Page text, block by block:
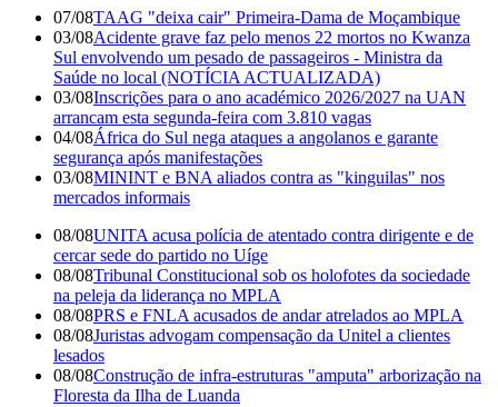
07/08TAAG "deixa cair" Primeira-Dama de Moçambique
03/08Acidente grave faz pelo menos 22 mortos no Kwanza
Sul envolvendo um pesado de passageiros - Ministra da
Saúde no local (NOTÍCIA ACTUALIZADA)
03/08Inscrições para o ano académico 2026/2027 na UAN
arrancam esta segunda-feira com 3.810 vagas
04/08África do Sul nega ataques a angolanos e garante
segurança após manifestações
03/08MININT e BNA aliados contra as "kinguilas" nos
mercados informais
08/08UNITA acusa polícia de atentado contra dirigente e de
cercar sede do partido no Uíge
08/08Tribunal Constitucional sob os holofotes da sociedade
na peleja da liderança no MPLA
08/08PRS e FNLA acusados de andar atrelados ao MPLA
08/08Juristas advogam compensação da Unitel a clientes
lesados
08/08Construção de infra-estruturas "amputa" arborização na
Floresta da Ilha de Luanda